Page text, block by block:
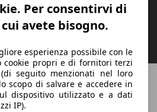
Per consentirvi di
avete bisogno.
esperienza possibile con le
cookie propri e di fornitori terzi
seguito menzionati nel loro
scopo di salvare e accedere in
dispositivo utilizzato e a dati
IP).